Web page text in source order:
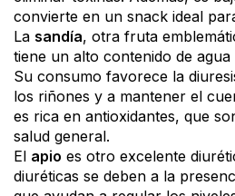
convierte en un snack ideal
La sandía, otra fruta
tiene un alto contenido de
Su consumo favorece la
los riñones y a mantener el
es rica en antioxidantes, que
salud general.
El apio es otro excelente
diuréticas se deben a la